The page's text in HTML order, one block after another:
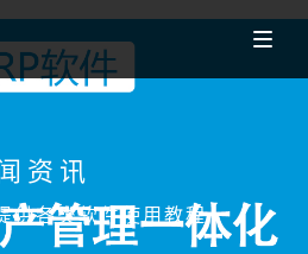
资讯
供各类软件使用教程